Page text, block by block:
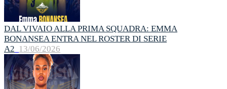
DAL VIVAIO ALLA PRIMA SQUADRA: EMMA
BONANSEA ENTRA NEL ROSTER DI SERIE
A2 13/06/2026